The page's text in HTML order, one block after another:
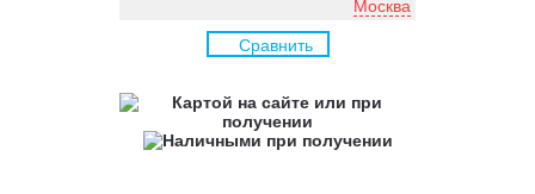
Москва
Сравнить